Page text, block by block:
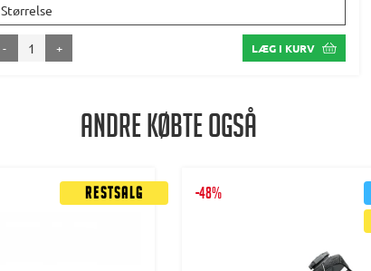
Størrelse
- + LÆG I KURV
Andre købte også
Restsalg -48%